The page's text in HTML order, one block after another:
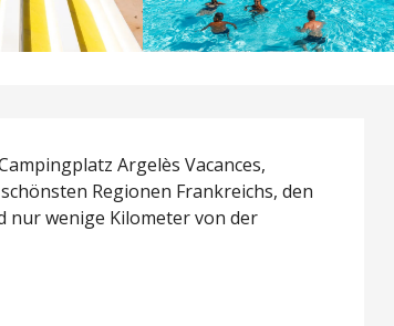
Argelès Vacances,
Regionen Frankreichs, den
nur wenige Kilometer von der